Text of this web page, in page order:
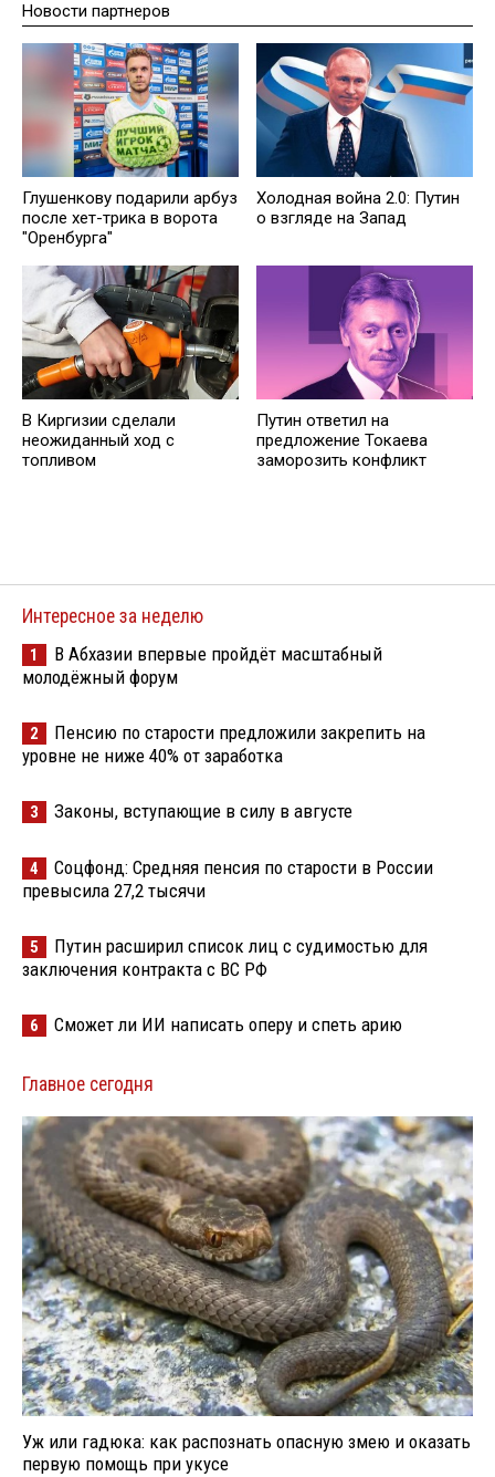
Новости партнеров
Глушенкову подарили арбуз
после хет-трика в ворота
"Оренбурга"
Холодная война 2.0: Путин
о взгляде на Запад
В Киргизии сделали
неожиданный ход с
топливом
Путин ответил на
предложение Токаева
заморозить конфликт
Интересное за неделю
1
В Абхазии впервые пройдёт масштабный
молодёжный форум
2
Пенсию по старости предложили закрепить на
уровне не ниже 40% от заработка
3 Законы, вступающие в силу в августе
4
Соцфонд: Средняя пенсия по старости в России
превысила 27,2 тысячи
5
Путин расширил список лиц с судимостью для
заключения контракта с ВС РФ
6 Сможет ли ИИ написать оперу и спеть арию
Главное сегодня
Уж или гадюка: как распознать опасную змею и оказать
первую помощь при укусе